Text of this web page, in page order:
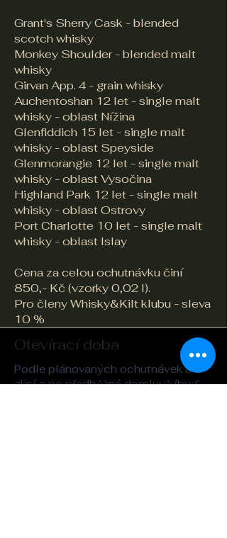
Grant's Sherry Cask - blended
scotch whisky
Monkey Shoulder - blended malt
whisky
Girvan App. 4 - grain whisky
Auchentoshan 12 let - single malt
whisky - oblast Nížina
Glenfiddich 15 let - single malt
whisky - oblast Speyside
Glenmorangie 12 let - single malt
whisky - oblast Vysočina
Highland Park 12 let - single malt
whisky - oblast Ostrovy
Port Charlotte 10 let - single malt
whisky - oblast Islay
Cena za celou ochutnávku činí
850,- Kč (vzorky 0,02 l).
Pro členyWhisky&Kilt klubu- sleva
10 %​
Otevírací doba
Podle plánovaných ochutnávek a
akcí a po předběžné domluvě (buď